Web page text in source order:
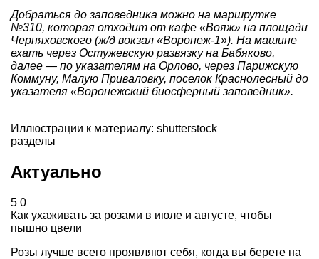
Добраться до заповедника можно на маршрутке
№310, которая отходит от кафе «Вояж» на площади
Черняховского (ж/д вокзал «Воронеж-1»). На машине
ехать через Остужевскую развязку на Бабяково,
далее — по указателям на Орлово, через Парижскую
Коммуну, Малую Приваловку, поселок Краснолесный до
указателя «Воронежский биосферный заповедник».
Иллюстрации к материалу: shutterstock
разделы
Актуально
5 0
Как ухаживать за розами в июле и августе, чтобы
пышно цвели
Розы лучше всего проявляют себя, когда вы берете на